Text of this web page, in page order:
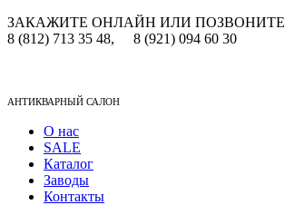
ЗАКАЖИТЕ ОНЛАЙН ИЛИ ПОЗВОНИТЕ
8 (812) 713 35 48,
8 (921) 094 60 30
АНТИКВАРНЫЙ САЛОН
О нас
SALE
Каталог
Заводы
Контакты